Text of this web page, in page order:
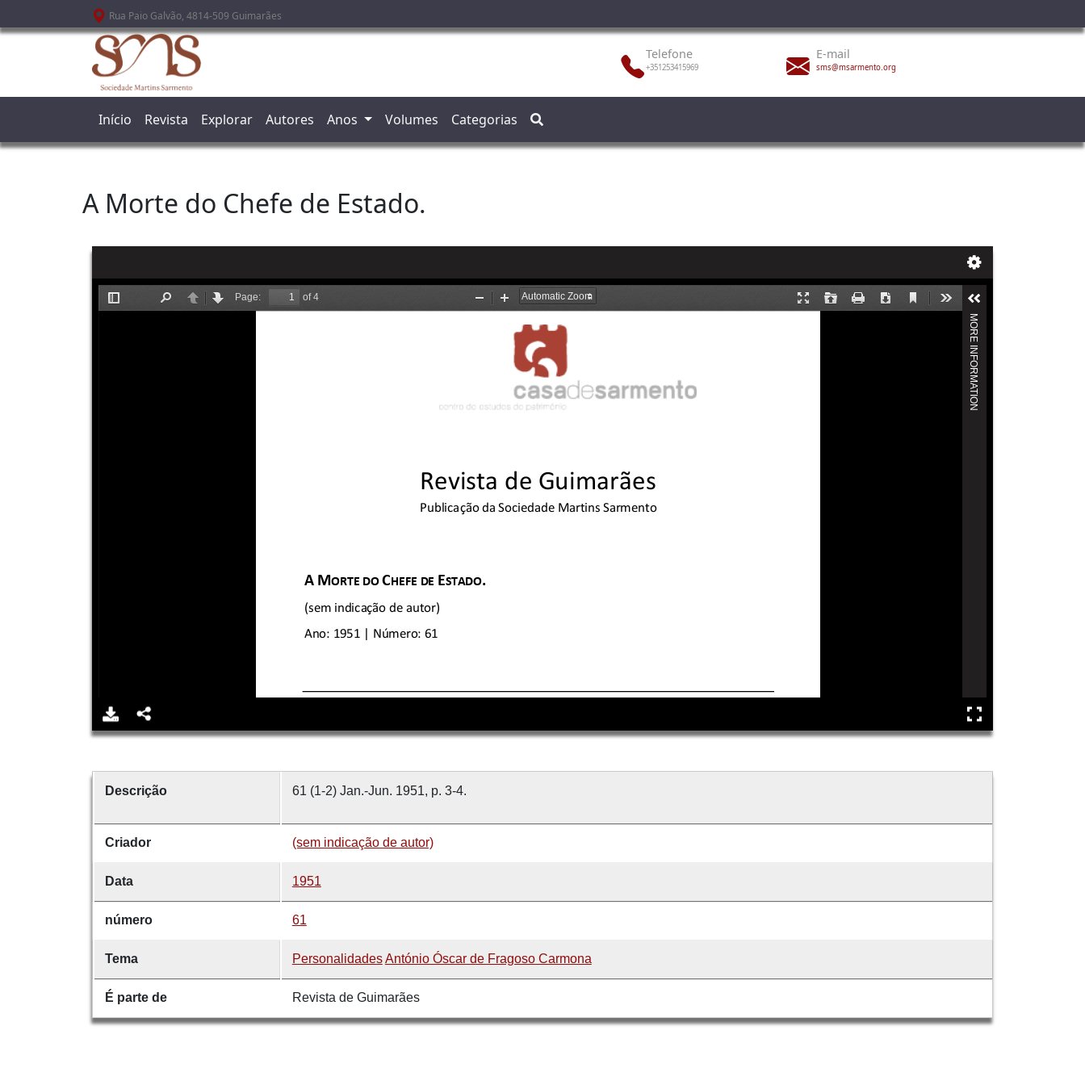
Passar para o conteúdo principal
Rua Paio Galvão, 4814-509 Guimarães
Telefone
+351253415969
E-mail
sms@msarmento.org
Início Revista Explorar Autores Anos Volumes Categorias
A Morte do Chefe de Estado.
Descrição 61 (1-2) Jan.-Jun. 1951, p. 3-4.
Criador (sem indicação de autor)
Data 1951
número 61
Tema PersonalidadesAntónio Óscar de Fragoso Carmona
É parte de Revista de Guimarães